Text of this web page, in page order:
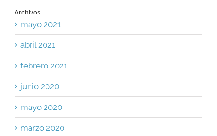
Archivos
mayo 2021
abril 2021
febrero 2021
junio 2020
mayo 2020
marzo 2020